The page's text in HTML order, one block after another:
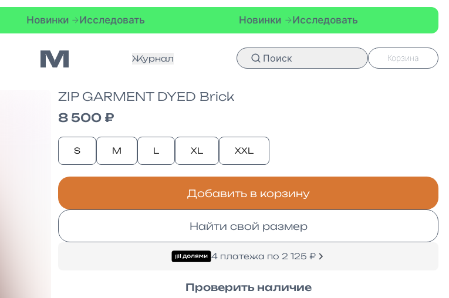
Исследовать Исследовать
Журнал Поиск Корзина
ZIP GARMENT DYED Brick
8 500 ₽
S M L XL XXL
Добавить в корзину
Найти свой размер
4 платежа по 2 125 ₽
Проверить наличие